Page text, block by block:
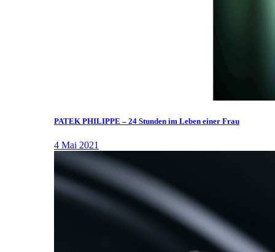
PATEK PHILIPPE – 24 Stunden im Leben einer Frau
4 Mai 2021